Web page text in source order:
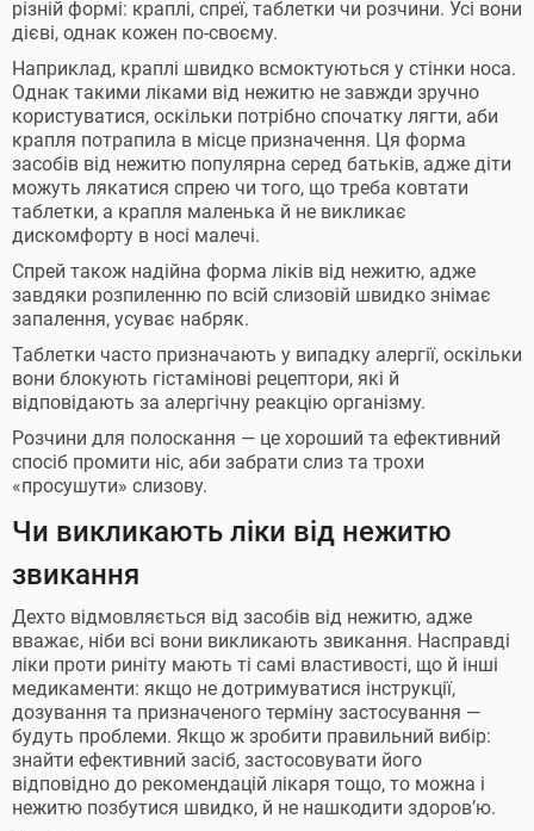
різній формі: краплі, спреї, таблетки чи розчини. Усі вони
дієві, однак кожен по-своєму.
Наприклад, краплі швидко всмоктуються у стінки носа.
Однак такими ліками від нежитю не завжди зручно
користуватися, оскільки потрібно спочатку лягти, аби
крапля потрапила в місце призначення. Ця форма
засобів від нежитю популярна серед батьків, адже діти
можуть лякатися спрею чи того, що треба ковтати
таблетки, а крапля маленька й не викликає
дискомфорту в носі малечі.
Спрей також надійна форма ліків від нежитю, адже
завдяки розпиленню по всій слизовій швидко знімає
запалення, усуває набряк.
Таблетки часто призначають у випадку алергії, оскільки
вони блокують гістамінові рецептори, які й
відповідають за алергічну реакцію організму.
Розчини для полоскання — це хороший та ефективний
спосіб промити ніс, аби забрати слиз та трохи
«просушути» слизову.
Чи викликають ліки від нежитю
звикання
Дехто відмовляється від засобів від нежитю, адже
вважає, ніби всі вони викликають звикання. Насправді
ліки проти риніту мають ті самі властивості, що й інші
медикаменти: якщо не дотримуватися інструкції,
дозування та призначеного терміну застосування —
будуть проблеми. Якщо ж зробити правильний вибір:
знайти ефективний засіб, застосовувати його
відповідно до рекомендацій лікаря тощо, то можна і
нежитю позбутися швидко, й не нашкодити здоров’ю.